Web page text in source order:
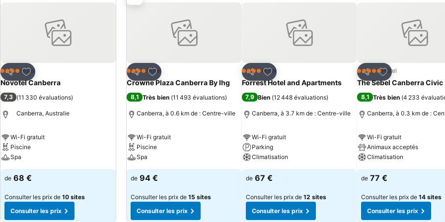
Partager
Ajouter à mes favoris
4 ÉtoilesHôtel
Novotel Canberra
7,3 (11 330 évaluations)
Canberra, Australie
Wi-Fi gratuit
Piscine
Spa
de 68 €
Consulter les prix de 10 sites
Consulter les prix
Partager
Ajouter à mes favoris
4 ÉtoilesHôtel
Crowne Plaza Canberra By Ihg
8,1 Très bien (11 493 évaluations)
Canberra, à 0.6 km de : Centre-ville
Wi-Fi gratuit
Piscine
Spa
de 94 €
Consulter les prix de 15 sites
Consulter les prix
Partager
Ajouter à mes favoris
4 ÉtoilesHôtel
Forrest Hotel and Apartments
7,9 Bien (12 448 évaluations)
Canberra, à 3.7 km de : Centre-ville
Wi-Fi gratuit
Parking
Climatisation
de 67 €
Consulter les prix de 12 sites
Consulter les prix
Partager
Ajouter à mes
5 Étoiles Hôtel
The Sebel Canberra Civic
8,1 Très bien (4 233
Canberra, à 0.3 km de :
Wi-Fi gratuit
Animaux acceptés
Climatisation
de 77 €
Consulter les prix de 14 sites
Consulter les prix